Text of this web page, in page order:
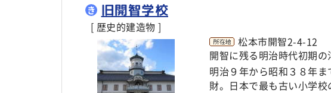
き 旧開智学校
[ 歴史的建造物 ]
松本市開智2-4-12
開智に残る明治時代初期の
明治９年から昭和３８年
財。日本で最も古い小学